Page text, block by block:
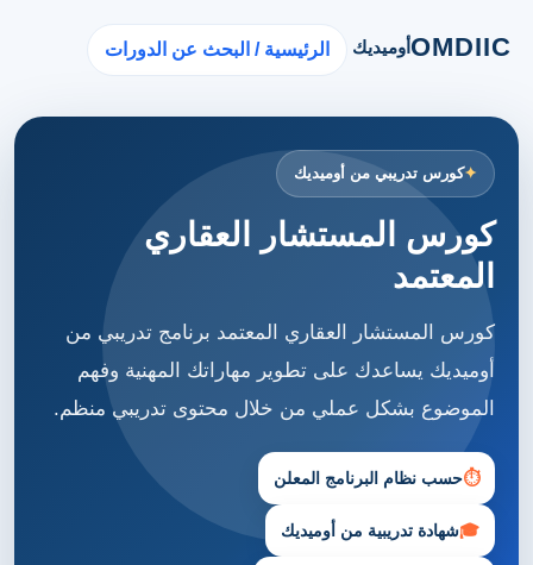
OMDIICأوميديك الرئيسية / البحث عن الدورات
كورس تدريبي من أوميديك
كورس المستشار العقاري
المعتمد
كورس المستشار العقاري المعتمد برنامج تدريبي من
أوميديك يساعدك على تطوير مهاراتك المهنية وفهم
الموضوع بشكل عملي من خلال محتوى تدريبي منظم.
⏱حسب نظام البرنامج المعلن
🎓شهادة تدريبية من أوميديك